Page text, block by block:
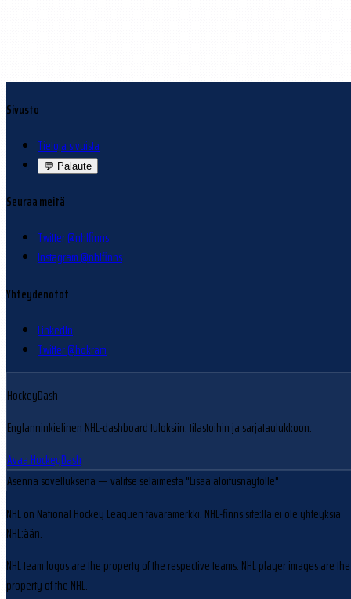
Sivusto
Tietoja sivuista
💬 Palaute
Seuraa meitä
Twitter @nhlfinns
Instagram @nhlfinns
Yhteydenotot
LinkedIn
Twitter @hokram
HockeyDash
Englanninkielinen NHL-dashboard tuloksiin, tilastoihin ja sarjataulukkoon.
Avaa HockeyDash
Asenna sovelluksena — valitse selaimesta "Lisää aloitusnäytölle"
NHL on National Hockey Leaguen tavaramerkki. NHL-finns.site:llä ei ole yhteyksiä
NHL:ään.
NHL team logos are the property of the respective teams. NHL player images are the
property of the NHL.